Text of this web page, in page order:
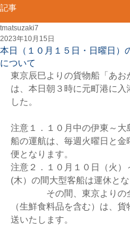
記事
本日（１０月１５日・日曜日）
について
tmatsuzaki7
2023年10月15日
東京辰巳よりの貨物船「あお
は、本日朝３時に元町港に入
した。
注意１．１０月中の伊東～大
船の運航は、毎週火曜日と金
便となります。
注意２．１０月１０日（火）
(木）の間大型客船は運休とな
その間、東京よりの全
（生鮮食料品を含む）は、貨
送いたします。